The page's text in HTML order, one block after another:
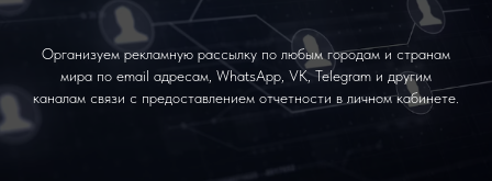
Организуем рекламную рассылку по любым городам и странам
мира по email адресам, WhatsApp, VK, Telegram и другим
каналам связи с предоставлением отчетности в личном кабинете.